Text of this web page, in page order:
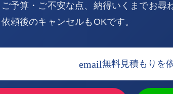
予算・ご不安な点、納得いくまでお尋
頼後のキャンセルもOKです。
email無料見積もりを